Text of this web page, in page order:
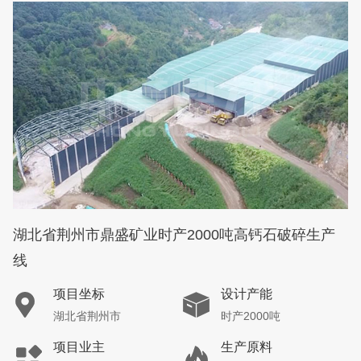
湖北省荆州市鼎盛矿业时产2000吨高钙石破碎生产
线
项目坐标
湖北省荆州市
设计产能
时产2000吨
项目业主 生产原料